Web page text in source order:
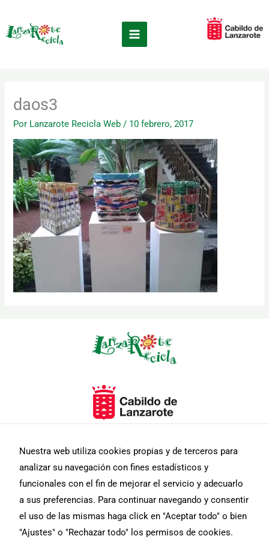
contenido
daos3
Por Lanzarote Recicla Web / 10 febrero, 2017
Nuestra web utiliza cookies propias y de terceros para
analizar su navegación con fines estadísticos y
funcionales con el fin de mejorar el servicio y adecuarlo
a sus preferencias. Para continuar navegando y consentir
el uso de las mismas haga click en "Aceptar todo" o bien
"Ajustes" o "Rechazar todo" los permisos de cookies.
Estas
cookies no
necesarias
para que
web.
Estadísticas
Para que